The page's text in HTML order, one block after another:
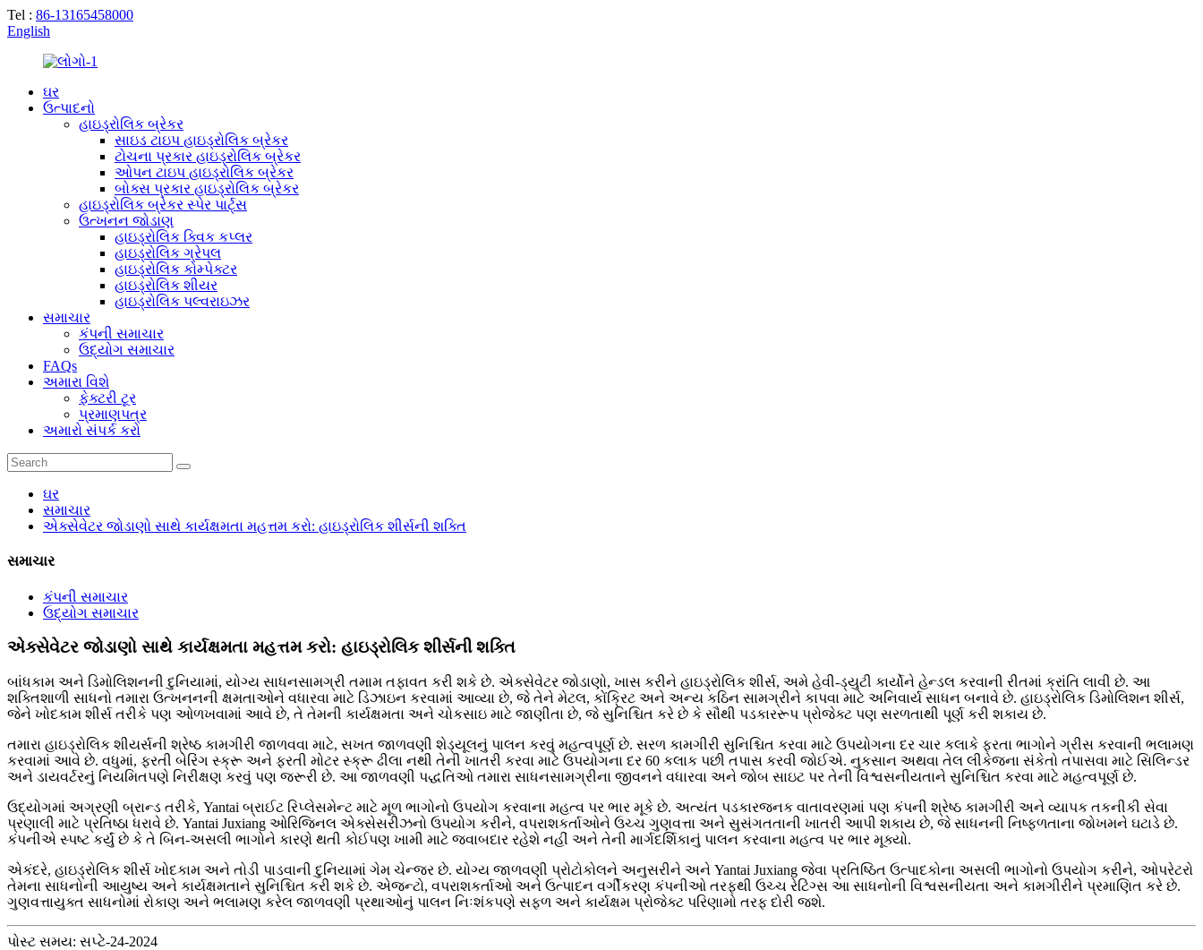
Tel : 86-13165458000
English
ઘર
ઉત્પાદનો
હાઇડ્રોલિક બ્રેકર
સાઇડ ટાઇપ હાઇડ્રોલિક બ્રેકર
ટોચના પ્રકાર હાઇડ્રોલિક બ્રેકર
ઓપન ટાઇપ હાઇડ્રોલિક બ્રેકર
બોક્સ પ્રકાર હાઇડ્રોલિક બ્રેકર
હાઇડ્રોલિક બ્રેકર સ્પેર પાર્ટ્સ
ઉત્ખનન જોડાણ
હાઇડ્રોલિક ક્વિક કપ્લર
હાઇડ્રોલિક ગ્રેપલ
હાઇડ્રોલિક કોમ્પેક્ટર
હાઇડ્રોલિક શીયર
હાઇડ્રોલિક પલ્વરાઇઝર
સમાચાર
કંપની સમાચાર
ઉદ્યોગ સમાચાર
FAQs
અમારા વિશે
ફેક્ટરી ટૂર
પ્રમાણપત્ર
અમારો સંપર્ક કરો
ઘર
સમાચાર
એક્સેવેટર જોડાણો સાથે કાર્યક્ષમતા મહત્તમ કરો: હાઇડ્રોલિક શીર્સની શક્તિ
સમાચાર
કંપની સમાચાર
ઉદ્યોગ સમાચાર
એક્સેવેટર જોડાણો સાથે કાર્યક્ષમતા મહત્તમ કરો: હાઇડ્રોલિક શીર્સની શક્તિ
બાંધકામ અને ડિમોલિશનની દુનિયામાં, યોગ્ય સાધનસામગ્રી તમામ તફાવત કરી શકે છે. એક્સેવેટર જોડાણો, ખાસ કરીને હાઇડ્રોલિક શીર્સ, અમે હેવી-ડ્યુટી કાર્યોને હેન્ડલ કરવાની રીતમાં ક્રાંતિ લાવી છે. આ
શક્તિશાળી સાધનો તમારા ઉત્ખનનની ક્ષમતાઓને વધારવા માટે ડિઝાઇન કરવામાં આવ્યા છે, જે તેને મેટલ, કોંક્રિટ અને અન્ય કઠિન સામગ્રીને કાપવા માટે અનિવાર્ય સાધન બનાવે છે. હાઇડ્રોલિક ડિમોલિશન શીર્સ,
જેને ખોદકામ શીર્સ તરીકે પણ ઓળખવામાં આવે છે, તે તેમની કાર્યક્ષમતા અને ચોકસાઇ માટે જાણીતા છે, જે સુનિશ્ચિત કરે છે કે સૌથી પડકારરૂપ પ્રોજેક્ટ પણ સરળતાથી પૂર્ણ કરી શકાય છે.
તમારા હાઇડ્રોલિક શીયર્સની શ્રેષ્ઠ કામગીરી જાળવવા માટે, સખત જાળવણી શેડ્યૂલનું પાલન કરવું મહત્વપૂર્ણ છે. સરળ કામગીરી સુનિશ્ચિત કરવા માટે ઉપયોગના દર ચાર કલાકે ફરતા ભાગોને ગ્રીસ કરવાની ભલામણ
કરવામાં આવે છે. વધુમાં, ફરતી બેરિંગ સ્ક્રૂ અને ફરતી મોટર સ્ક્રૂ ઢીલા નથી તેની ખાતરી કરવા માટે ઉપયોગના દર 60 કલાક પછી તપાસ કરવી જોઈએ. નુકસાન અથવા તેલ લીકેજના સંકેતો તપાસવા માટે સિલિન્ડર
અને ડાયવર્ટરનું નિયમિતપણે નિરીક્ષણ કરવું પણ જરૂરી છે. આ જાળવણી પદ્ધતિઓ તમારા સાધનસામગ્રીના જીવનને વધારવા અને જોબ સાઇટ પર તેની વિશ્વસનીયતાને સુનિશ્ચિત કરવા માટે મહત્વપૂર્ણ છે.
ઉદ્યોગમાં અગ્રણી બ્રાન્ડ તરીકે, Yantai બ્રાઈટ રિપ્લેસમેન્ટ માટે મૂળ ભાગોનો ઉપયોગ કરવાના મહત્વ પર ભાર મૂકે છે. અત્યંત પડકારજનક વાતાવરણમાં પણ કંપની શ્રેષ્ઠ કામગીરી અને વ્યાપક તકનીકી સેવા
પ્રણાલી માટે પ્રતિષ્ઠા ધરાવે છે. Yantai Juxiang ઓરિજિનલ એક્સેસરીઝનો ઉપયોગ કરીને, વપરાશકર્તાઓને ઉચ્ચ ગુણવત્તા અને સુસંગતતાની ખાતરી આપી શકાય છે, જે સાધનની નિષ્ફળતાના જોખમને ઘટાડે છે.
કંપનીએ સ્પષ્ટ કર્યું છે કે તે બિન-અસલી ભાગોને કારણે થતી કોઈપણ ખામી માટે જવાબદાર રહેશે નહીં અને તેની માર્ગદર્શિકાનું પાલન કરવાના મહત્વ પર ભાર મૂક્યો.
એકંદરે, હાઇડ્રોલિક શીર્સ ખોદકામ અને તોડી પાડવાની દુનિયામાં ગેમ ચેન્જર છે. યોગ્ય જાળવણી પ્રોટોકોલને અનુસરીને અને Yantai Juxiang જેવા પ્રતિષ્ઠિત ઉત્પાદકોના અસલી ભાગોનો ઉપયોગ કરીને, ઓપરેટરો
તેમના સાધનોની આયુષ્ય અને કાર્યક્ષમતાને સુનિશ્ચિત કરી શકે છે. એજન્ટો, વપરાશકર્તાઓ અને ઉત્પાદન વર્ગીકરણ કંપનીઓ તરફથી ઉચ્ચ રેટિંગ્સ આ સાધનોની વિશ્વસનીયતા અને કામગીરીને પ્રમાણિત કરે છે.
ગુણવત્તાયુક્ત સાધનોમાં રોકાણ અને ભલામણ કરેલ જાળવણી પ્રથાઓનું પાલન નિઃશંકપણે સફળ અને કાર્યક્ષમ પ્રોજેક્ટ પરિણામો તરફ દોરી જશે.
પોસ્ટ સમય: સપ્ટે-24-2024